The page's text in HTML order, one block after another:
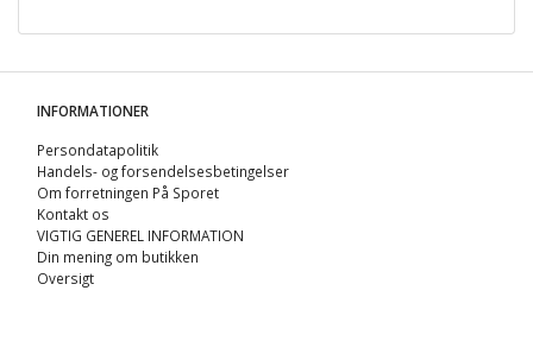
INFORMATIONER
Persondatapolitik
Handels- og forsendelsesbetingelser
Om forretningen På Sporet
Kontakt os
VIGTIG GENEREL INFORMATION
Din mening om butikken
Oversigt